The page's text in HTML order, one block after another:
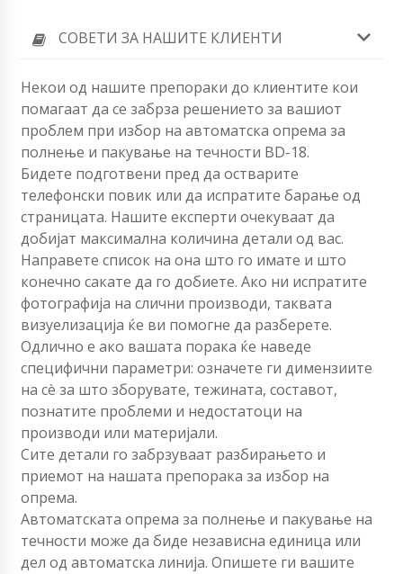
СОВЕТИ ЗА НАШИТЕ КЛИЕНТИ
Некои од нашите препораки до клиентите кои
помагаат да се забрза решението за вашиот
проблем при избор на автоматска опрема за
полнење и пакување на течности BD-18.
Бидете подготвени пред да остварите
телефонски повик или да испратите барање од
страницата. Нашите експерти очекуваат да
добијат максимална количина детали од вас.
Направете список на она што го имате и што
конечно сакате да го добиете. Ако ни испратите
фотографија на слични производи, таквата
визуелизација ќе ви помогне да разберете.
Одлично е ако вашата порака ќе наведе
специфични параметри: означете ги димензиите
на сè за што зборувате, тежината, составот,
познатите проблеми и недостатоци на
производи или материјали.
Сите детали го забрзуваат разбирањето и
приемот на нашата препорака за избор на
опрема.
Автоматската опрема за полнење и пакување на
течности може да биде независна единица или
дел од автоматска линија. Опишете ги вашите